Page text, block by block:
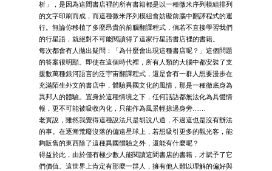
析」，是因為這間書店裡的所有書籍都是以一種微米序列模組排列
的文字印刷而成，而這種微米序列模組會妨礙前腦中翻譯程式的運
行。無論你移植了多麼昂貴的前腦翻譯程式，倘若不直接學習我們
的行星語，就絕對不可能閱讀得了這家行星語書店裡的書籍。
每次都會有人拋出疑問：「為什麼會出現這種書店呢？」這個問題
的答案很明顯。即使在這個時代裡，所有人類的大腦中都安裝了支
援數萬種銀河語言的泛宇宙翻譯程式，還是會有一群人想要漫步在
充滿陌生外文的書店中，體驗異國文化的風情，那是一種徹底身為
異邦人的體驗。置身於這種情境之下，任何話語都無法化為具體情
報，更不可能被吸收內化，只能作為風景輕掠過身旁……
老實說，雖然我覺得這種說法只是胡說八道，不過這也是沒有辦法
的事。在逐漸荒廢沒落的偏遠星球上，若想吸引更多的觀光客，能
夠販售的東西除了這種異國體驗之外，還能有什麼呢？
得益於此，由於僅有極少數人能閱讀這間書店的書籍，才賦予了它
們價值。這世界上肯定有那麼一群人，擁有他人難以理解的偏好與